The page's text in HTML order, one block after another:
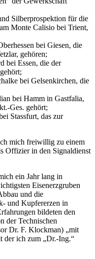
Silberprospektion für die
Monte Calisio bei Trient,
bei Giesen, die
gehören;
bei Essen, die der
bei Gelsenkirchen, die
bei Hamm in Gastfalia,
Ges. gehört;
Stassfurt, das zur
mich freiwillig zu einem
Offizier in den Signaldienst
ein Jahr lang in
Eisenerzgruben
und die
und Kupfererzen in
bildeten den
der Technischen
Dr. F. Klockman) „mit
der ich zum „Dr.-Ing.“